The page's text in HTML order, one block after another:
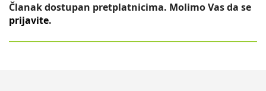
Članak dostupan pretplatnicima. Molimo Vas da se
prijavite.